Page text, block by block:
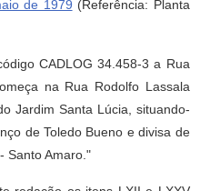
de 1979 (Referência: Planta
CADLOG 34.458-3 a Rua
na Rua Rodolfo Lassala
Jardim Santa Lúcia, situando-
de Toledo Bueno e divisa de
Santo Amaro."